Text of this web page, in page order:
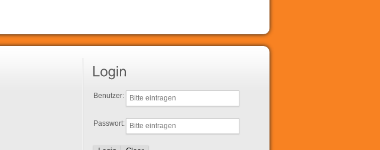
Benutzer:
Passwort: